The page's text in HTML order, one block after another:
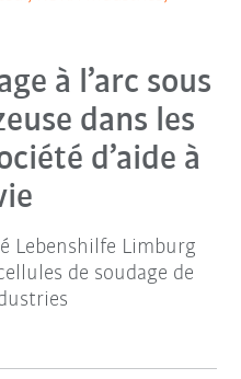
à l’arc sous
dans les
d’aide à
Lebenshilfe Limburg
de soudage de